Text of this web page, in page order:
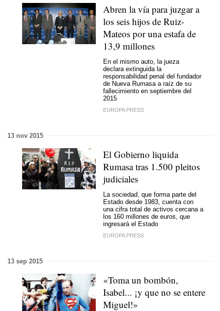
Abren la vía para juzgar a
los seis hijos de Ruiz-
Mateos por una estafa de
13,9 millones
En el mismo auto, la jueza
declara extinguida la
responsabilidad penal del fundador
de Nueva Rumasa a raíz de su
fallecimiento en septiembre del
2015
EUROPA PRESS
13 nov 2015
El Gobierno liquida
Rumasa tras 1.500 pleitos
judiciales
La sociedad, que forma parte del
Estado desde 1983, cuenta con
una cifra total de activos cercana a
los 160 millones de euros, que
ingresará el Estado
EUROPA PRESS
13 sep 2015
«Toma un bombón,
Isabel... ¡y que no se entere
Miguel!»